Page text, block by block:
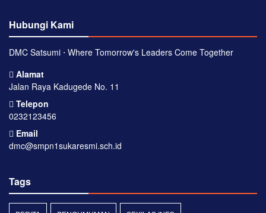
Hubungi Kami
DMC Satsumi ⋅ Where Tomorrow's Leaders Come Together
Alamat
Jalan Raya Kadugede No. 11
Telepon
0232123456
Email
dmc@smpn1sukaresmi.sch.id
Tags